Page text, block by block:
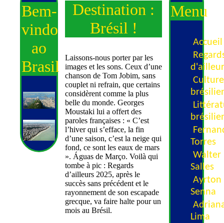
Bem-
vindo
ao
Brasil
Destination :
Brésil !
Laissons-nous porter par les
images et les sons. Ceux d’une
chanson de Tom Jobim, sans
couplet ni refrain, que certains
considèrent comme la plus
belle du monde. Georges
Moustaki lui a offert des
paroles françaises : « C’est
l’hiver qui s’efface, la fin
d’une saison, c’est la neige qui
fond, ce sont les eaux de mars
». Águas de Março. Voilà qui
tombe à pic : Regards
d’ailleurs 2025, après le
succès sans précédent et le
rayonnement de son escapade
grecque, va faire halte pour un
mois au Brésil.
Menu
Accueil
Culture
Torres
Walter
Salles
Ayrton
Senna
Lima